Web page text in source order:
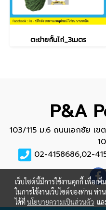
ตะข่ายกั้นไก่_3เมตร
P&A
103/115 ม.6 ถนนเอกชัย เ
02-4158686,02-
เว็บไซต์นี้มีการใช้งานคุกกี้ เพื่อ
ในการใช้งานเว็บไซต์ของท่าน ท่
ได้ที่นโยบายความเป็นส่วนตัว แล